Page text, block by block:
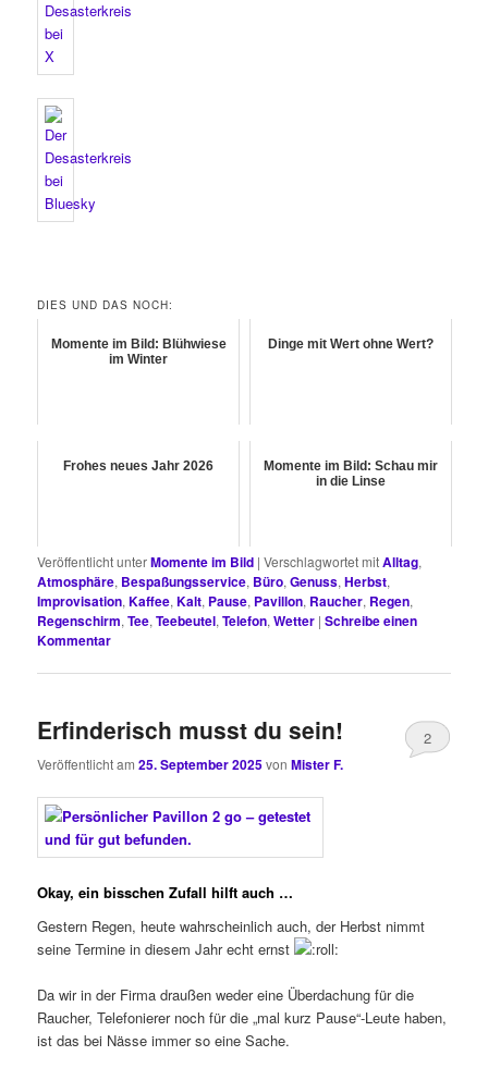
DIES UND DAS NOCH:
Momente im Bild: Blühwiese
im Winter
Dinge mit Wert ohne Wert?
Frohes neues Jahr 2026
Momente im Bild: Schau mir
in die Linse
Veröffentlicht unterMomente im Bild |Verschlagwortet mitAlltag,
Atmosphäre, Bespaßungsservice, Büro,Genuss,Herbst,
Improvisation,Kaffee,Kalt, Pause, Pavillon, Raucher, Regen,
Regenschirm,Tee,Teebeutel,Telefon,Wetter |Schreibe einen
Kommentar
Erfinderisch musst du sein!
Veröffentlicht am25. September 2025vonMister F.
2
Okay, ein bisschen Zufall hilft auch …
Gestern Regen, heute wahrscheinlich auch, der Herbst nimmt
seine Termine in diesem Jahr echt ernst
Da wir in der Firma draußen weder eine Überdachung für die
Raucher, Telefonierer noch für die „mal kurz Pause“-Leute haben,
ist das bei Nässe immer so eine Sache.